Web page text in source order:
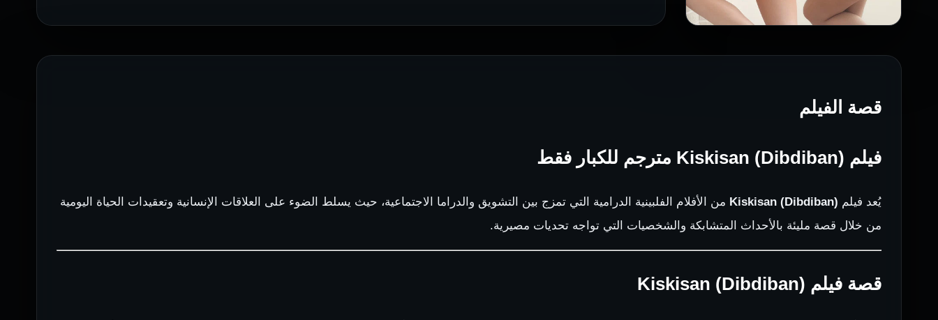
قصة الفيلم
فيلم Kiskisan (Dibdiban) مترجم للكبار فقط
يُعد فيلم Kiskisan (Dibdiban) من الأفلام الفلبينية الدرامية التي تمزج بين التشويق والدراما الاجتماعية، حيث يسلط الضوء على العلاقات الإنسانية وتعقيدات الحياة اليومية
من خلال قصة مليئة بالأحداث المتشابكة والشخصيات التي تواجه تحديات مصيرية.
قصة فيلم Kiskisan (Dibdiban)